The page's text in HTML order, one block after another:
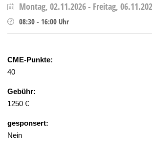
Montag, 02.11.2026- Freitag,
08:30 - 16:00 Uhr
CME-Punkte:
40
Gebühr:
1250 €
gesponsert:
Nein